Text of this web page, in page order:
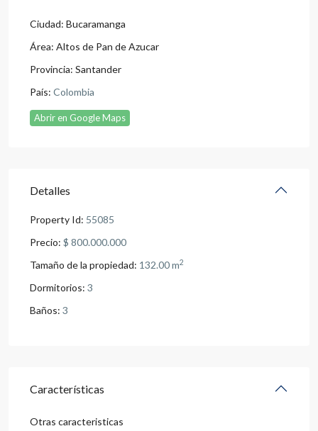
Ciudad: Bucaramanga
Área: Altos de Pan de Azucar
Provincia: Santander
País: Colombia
Abrir en Google Maps
Detalles
Property Id: 55085
Precio: $ 800.000.000
Tamaño de la propiedad: 132.00 m2
Dormitorios: 3
Baños: 3
Características
Otras caracteristicas